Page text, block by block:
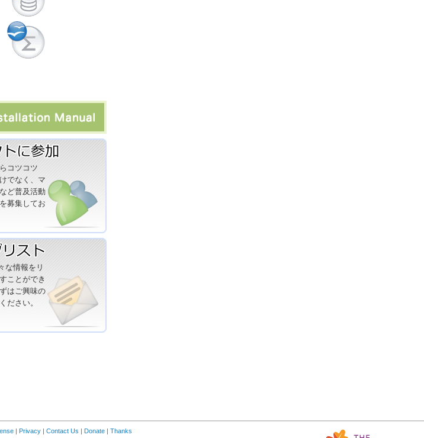
コツコツ
でなく、マ
ど普及活動
募集してお
な情報をリ
ことができ
はご興味の
ださい。
Privacy Contact Us Donate Thanks